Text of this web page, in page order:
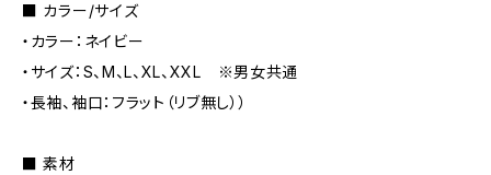
■ カラー/サイズ
・カラー：ネイビー
・サイズ：S、M、L、XL、XXL ※男女共通
・長袖、袖口：フラット（リブ無し））
■ 素材